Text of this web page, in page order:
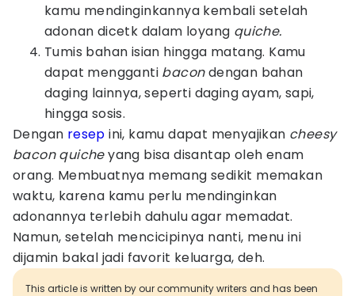
kamu mendinginkannya kembali setelah
adonan dicetk dalam loyang quiche.
Tumis bahan isian hingga matang. Kamu
dapat mengganti bacondengan bahan
daging lainnya, seperti daging ayam, sapi,
hingga sosis.
Dengan resep ini, kamu dapat menyajikan cheesy
bacon quicheyang bisa disantap oleh enam
orang. Membuatnya memang sedikit memakan
waktu, karena kamu perlu mendinginkan
adonannya terlebih dahulu agar memadat.
Namun, setelah mencicipinya nanti, menu ini
dijamin bakal jadi favorit keluarga, deh.
This article is written by our community writers and has been